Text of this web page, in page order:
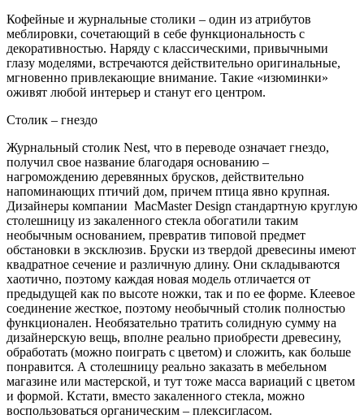
Кофейные и журнальные столики – один из атрибутов
меблировки, сочетающий в себе функциональность с
декоративностью. Наряду с классическими, привычными
глазу моделями, встречаются действительно оригинальные,
мгновенно привлекающие внимание. Такие «изюминки»
оживят любой интерьер и станут его центром.
Столик – гнездо
Журнальный столик Nest, что в переводе означает гнездо,
получил свое название благодаря основанию –
нагромождению деревянных брусков, действительно
напоминающих птичий дом, причем птица явно крупная.
Дизайнеры компании MacMaster Design стандартную круглую
столешницу из закаленного стекла обогатили таким
необычным основанием, превратив типовой предмет
обстановки в эксклюзив. Бруски из твердой древесины имеют
квадратное сечение и различную длину. Они складываются
хаотично, поэтому каждая новая модель отличается от
предыдущей как по высоте ножки, так и по ее форме. Клеевое
соединение жесткое, поэтому необычный столик полностью
функционален. Необязательно тратить солидную сумму на
дизайнерскую вещь, вполне реально приобрести древесину,
обработать (можно поиграть с цветом) и сложить, как больше
понравится. А столешницу реально заказать в мебельном
магазине или мастерской, и тут тоже масса вариаций с цветом
и формой. Кстати, вместо закаленного стекла, можно
воспользоваться органическим – плексигласом.